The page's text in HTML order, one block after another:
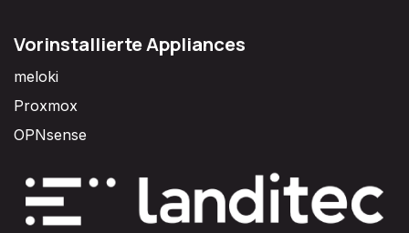
Vorinstallierte Appliances
meloki
Proxmox
OPNsense